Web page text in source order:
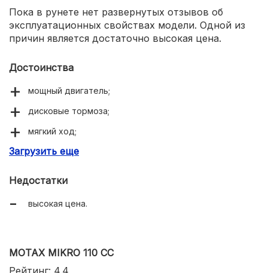
Пока в рунете нет развернутых отзывов об
эксплуатационных свойствах модели. Одной из
причин является достаточно высокая цена.
Достоинства
мощный двигатель;
дисковые тормоза;
мягкий ход;
качественная сборка.
Загрузить еще
Недостатки
высокая цена.
MOTAX MIKRO 110 СС